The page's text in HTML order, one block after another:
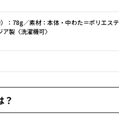
：78g／素材：本体・中わた＝ポリエステ
製〈洗濯機可〉
？